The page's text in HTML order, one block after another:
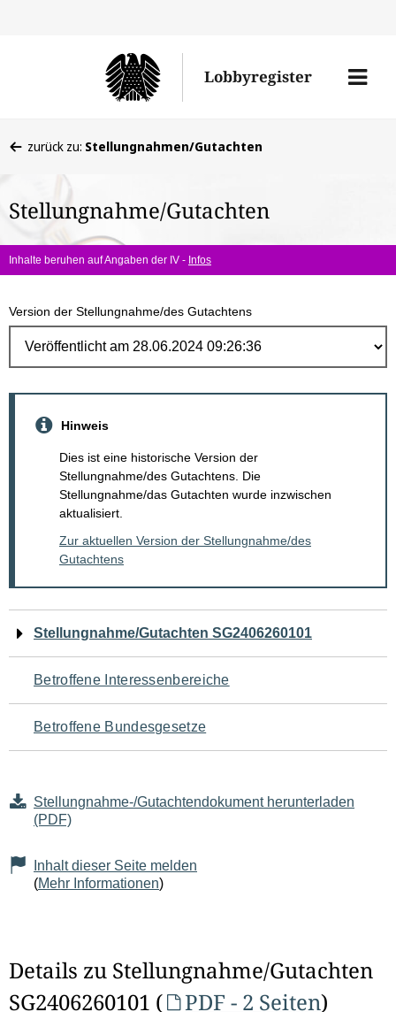
Lobbyregister
Menü
befinden
hier:
zurück zu: Stellungnahmen/Gutachten
Stellungnahme/Gutachten
Inhalte beruhen auf Angaben der IV - Infos
Version der Stellungnahme/des Gutachtens
Hinweis
Dies ist eine historische Version der
Stellungnahme/des Gutachtens. Die
Stellungnahme/das Gutachten wurde inzwischen
aktualisiert.
Zur aktuellen Version der Stellungnahme/des
Gutachtens
Navigation
für
den
Seiteninhalt
Stellungnahme/Gutachten SG2406260101
Betroffene Interessenbereiche
Betroffene Bundesgesetze
Stellungnahme-/Gutachtendokument herunterladen
(PDF)
Inhalt dieser Seite melden
(Mehr Informationen)
Details zu Stellungnahme/Gutachten
SG2406260101 (
PDF - 2 Seiten)